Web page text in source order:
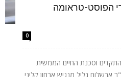
הפוסט-טראומה
0
וסכנת החיים הממשית
גליל מנגיש אבחון קליני